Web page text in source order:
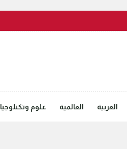
العربية العالمية علوم وتكنلوجيا